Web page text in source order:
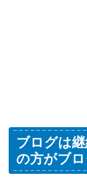
ブログは
の方がブ